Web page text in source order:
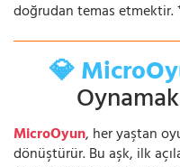
doğrudan temas etmektir.
💎
MicroOyun, her yaştan
dönüştürür. Bu aşk, ilk